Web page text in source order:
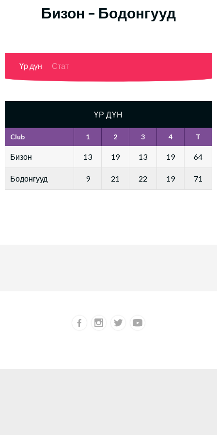
Бизон – Бодонгууд
Үр дүн Стат
ҮР ДҮН
Club 1 2 3 4 T
Бизон 13 19 13 19 64
Бодонгууд 9 21 22 19 71